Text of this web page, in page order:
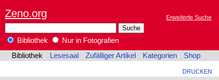
Zeno.org Erweiterte Suche
Bibliothek
Nur in Fotografien
Bibliothek
Lesesaal Zufälliger Artikel Kategorien Shop
DRUCKEN